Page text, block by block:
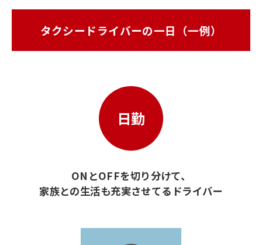
タクシードライバーの一日（一例）
日勤
ONとOFFを切り分けて、
家族との生活も充実させてるドライバー